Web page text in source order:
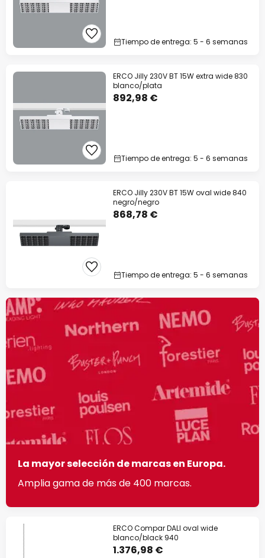
Tiempo de entrega: 5 - 6 semanas
ERCO Jilly 230V BT 15W extra wide 830
blanco/plata
892,98 €
Tiempo de entrega: 5 - 6 semanas
ERCO Jilly 230V BT 15W oval wide 840
negro/negro
868,78 €
Tiempo de entrega: 5 - 6 semanas
La mayor selección de marcas en Europa.
Amplia gama de más de 400 marcas.
ERCO Compar DALI oval wide
blanco/black 940
1.376,98 €